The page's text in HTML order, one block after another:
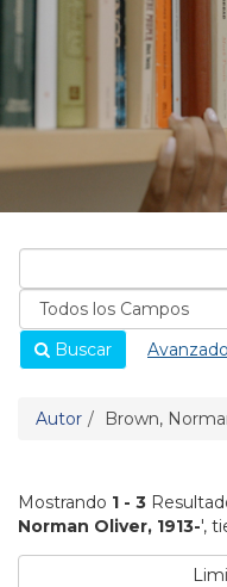
Buscar Avanzado
Autor Brown,
Mostrando 1 - 3
Norman Oliver, 1913-',